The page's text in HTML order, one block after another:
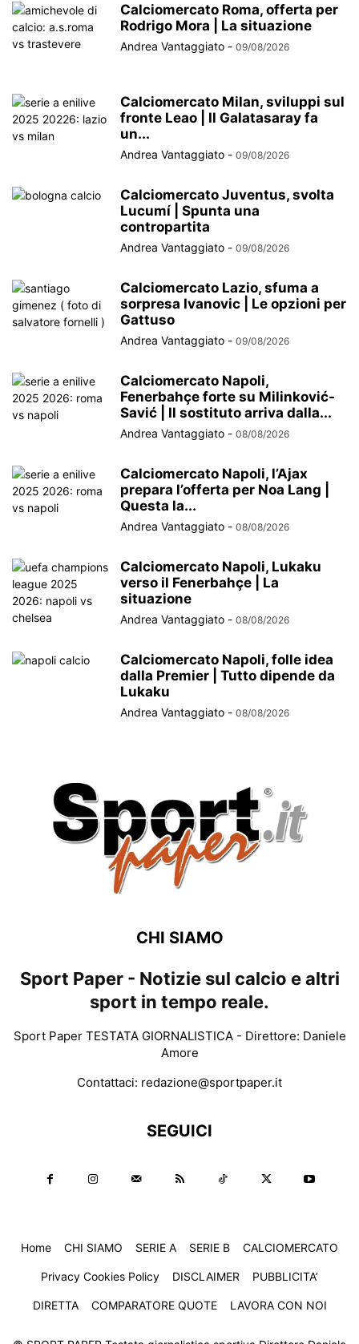
Calciomercato Roma, offerta per
Rodrigo Mora | La situazione
Andrea Vantaggiato - 09/08/2026
Calciomercato Milan, sviluppi sul
fronte Leao | Il Galatasaray fa
un...
Andrea Vantaggiato - 09/08/2026
Calciomercato Juventus, svolta
Lucumí | Spunta una
contropartita
Andrea Vantaggiato - 09/08/2026
Calciomercato Lazio, sfuma a
sorpresa Ivanovic | Le opzioni per
Gattuso
Andrea Vantaggiato - 09/08/2026
Calciomercato Napoli,
Fenerbahçe forte su Milinković-
Savić | Il sostituto arriva dalla...
Andrea Vantaggiato - 08/08/2026
Calciomercato Napoli, l’Ajax
prepara l’offerta per Noa Lang |
Questa la...
Andrea Vantaggiato - 08/08/2026
Calciomercato Napoli, Lukaku
verso il Fenerbahçe | La
situazione
Andrea Vantaggiato - 08/08/2026
Calciomercato Napoli, folle idea
dalla Premier | Tutto dipende da
Lukaku
Andrea Vantaggiato - 08/08/2026
CHI SIAMO
Sport Paper - Notizie sul calcio e altri
sport in tempo reale.
Sport Paper TESTATA GIORNALISTICA - Direttore: Daniele
Amore
Contattaci: redazione@sportpaper.it
SEGUICI
Home CHI SIAMO SERIE A SERIE B CALCIOMERCATO
Privacy Cookies Policy DISCLAIMER PUBBLICITA’
DIRETTA COMPARATORE QUOTE LAVORA CON NOI